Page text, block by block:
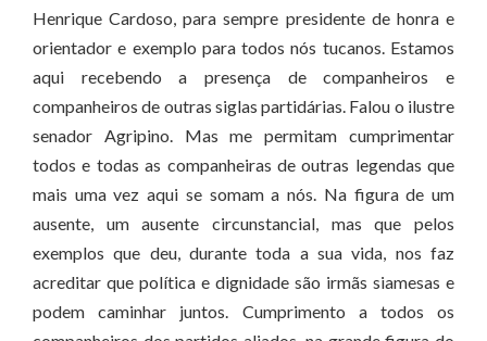
Henrique Cardoso, para sempre presidente de honra e
orientador e exemplo para todos nós tucanos. Estamos
aqui recebendo a presença de companheiros e
companheiros de outras siglas partidárias. Falou o ilustre
senador Agripino. Mas me permitam cumprimentar
todos e todas as companheiras de outras legendas que
mais uma vez aqui se somam a nós. Na figura de um
ausente, um ausente circunstancial, mas que pelos
exemplos que deu, durante toda a sua vida, nos faz
acreditar que política e dignidade são irmãs siamesas e
podem caminhar juntos. Cumprimento a todos os